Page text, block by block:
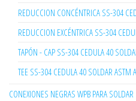
REDUCCION CONCÉNTRICA SS-304
REDUCCION EXCÉNTRICA SS-304
TAPÓN - CAP SS-304 CEDULA 40
TEE SS-304 CEDULA 40 SOLDAR ASTM
CONEXIONES NEGRAS WPB PARA SOLDAR